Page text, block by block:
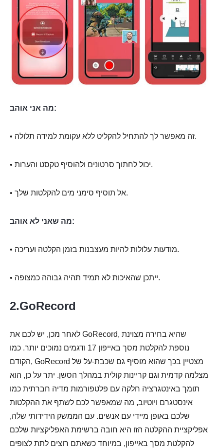
מה אני אוהב:
• זה מאפשר לך להתחיל להקליט ללא עקומת למידה תלולה.
• יכול לחתוך סרטונים ולהוסיף טקסט והערות.
• אל תוסיף סימני מים להקלטות שלך.
מה שאני לא אוהב:
• מודעות עלולות להיות מעצבנות בזמן הקלטה ועריכה.
• ייתכן שהאיכות לא תמיד תהיה גבוהה כמצופה.
2.GoRecord
לאחר מכן, יש לכם את GoRecord, שהיא בחירה מצוינת
נוספת להקלטת מסך באייפון 17 ודגמים נמוכים יותר. כמו
הקודם, GoRecord מצטיין בכך שהוא מוסיף גם שכבת-על של
מצלמה קדמית וגם קריינות קולית במהלך הסשן. יתר על כן, הוא
תומך באינטגרציה חלקה עם פלטפורמות מדיה חברתית כמו
אינסטגרם ויוטיוב, מה שמאפשר לכם לשתף את ההקלטות
שלכם באופן מיידי עם אנשים. עם הממשק הידידותי שלה,
אפליקציית ההקלטה הזו היא חובה ברשימת האפליקציות שלכם
להקלטת מסך באייפון, במיוחד כשאתם רוצים לתת לצופים